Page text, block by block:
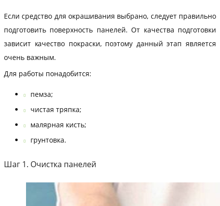
Если средство для окрашивания выбрано, следует правильно
подготовить поверхность панелей. От качества подготовки
зависит качество покраски, поэтому данный этап является
очень важным.
Для работы понадобится:
пемза;
чистая тряпка;
малярная кисть;
грунтовка.
Шаг 1. Очистка панелей